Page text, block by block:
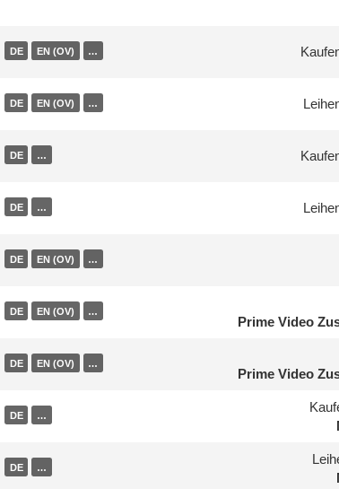
DE EN (OV) …
DE EN (OV) …
DE …
DE …
DE EN (OV) …
DE EN (OV) …
Prime Video
DE EN (OV) …
Prime Video
DE …
DE …